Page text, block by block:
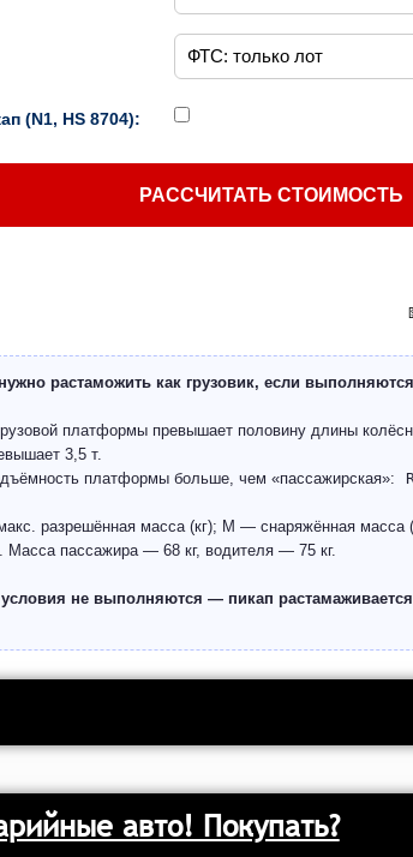
(N1, HS 8704):
РАССЧИТАТЬ СТОИМОСТЬ
растаможить как грузовик, если
платформы превышает половину длины
3,5 т.
платформы больше, чем «пассажирская»:
разрешённая масса (кг); M — снаряжённая масса
Масса пассажира — 68 кг, водителя — 75 кг.
не выполняются — пикап растамаживается
авто! Покупать?